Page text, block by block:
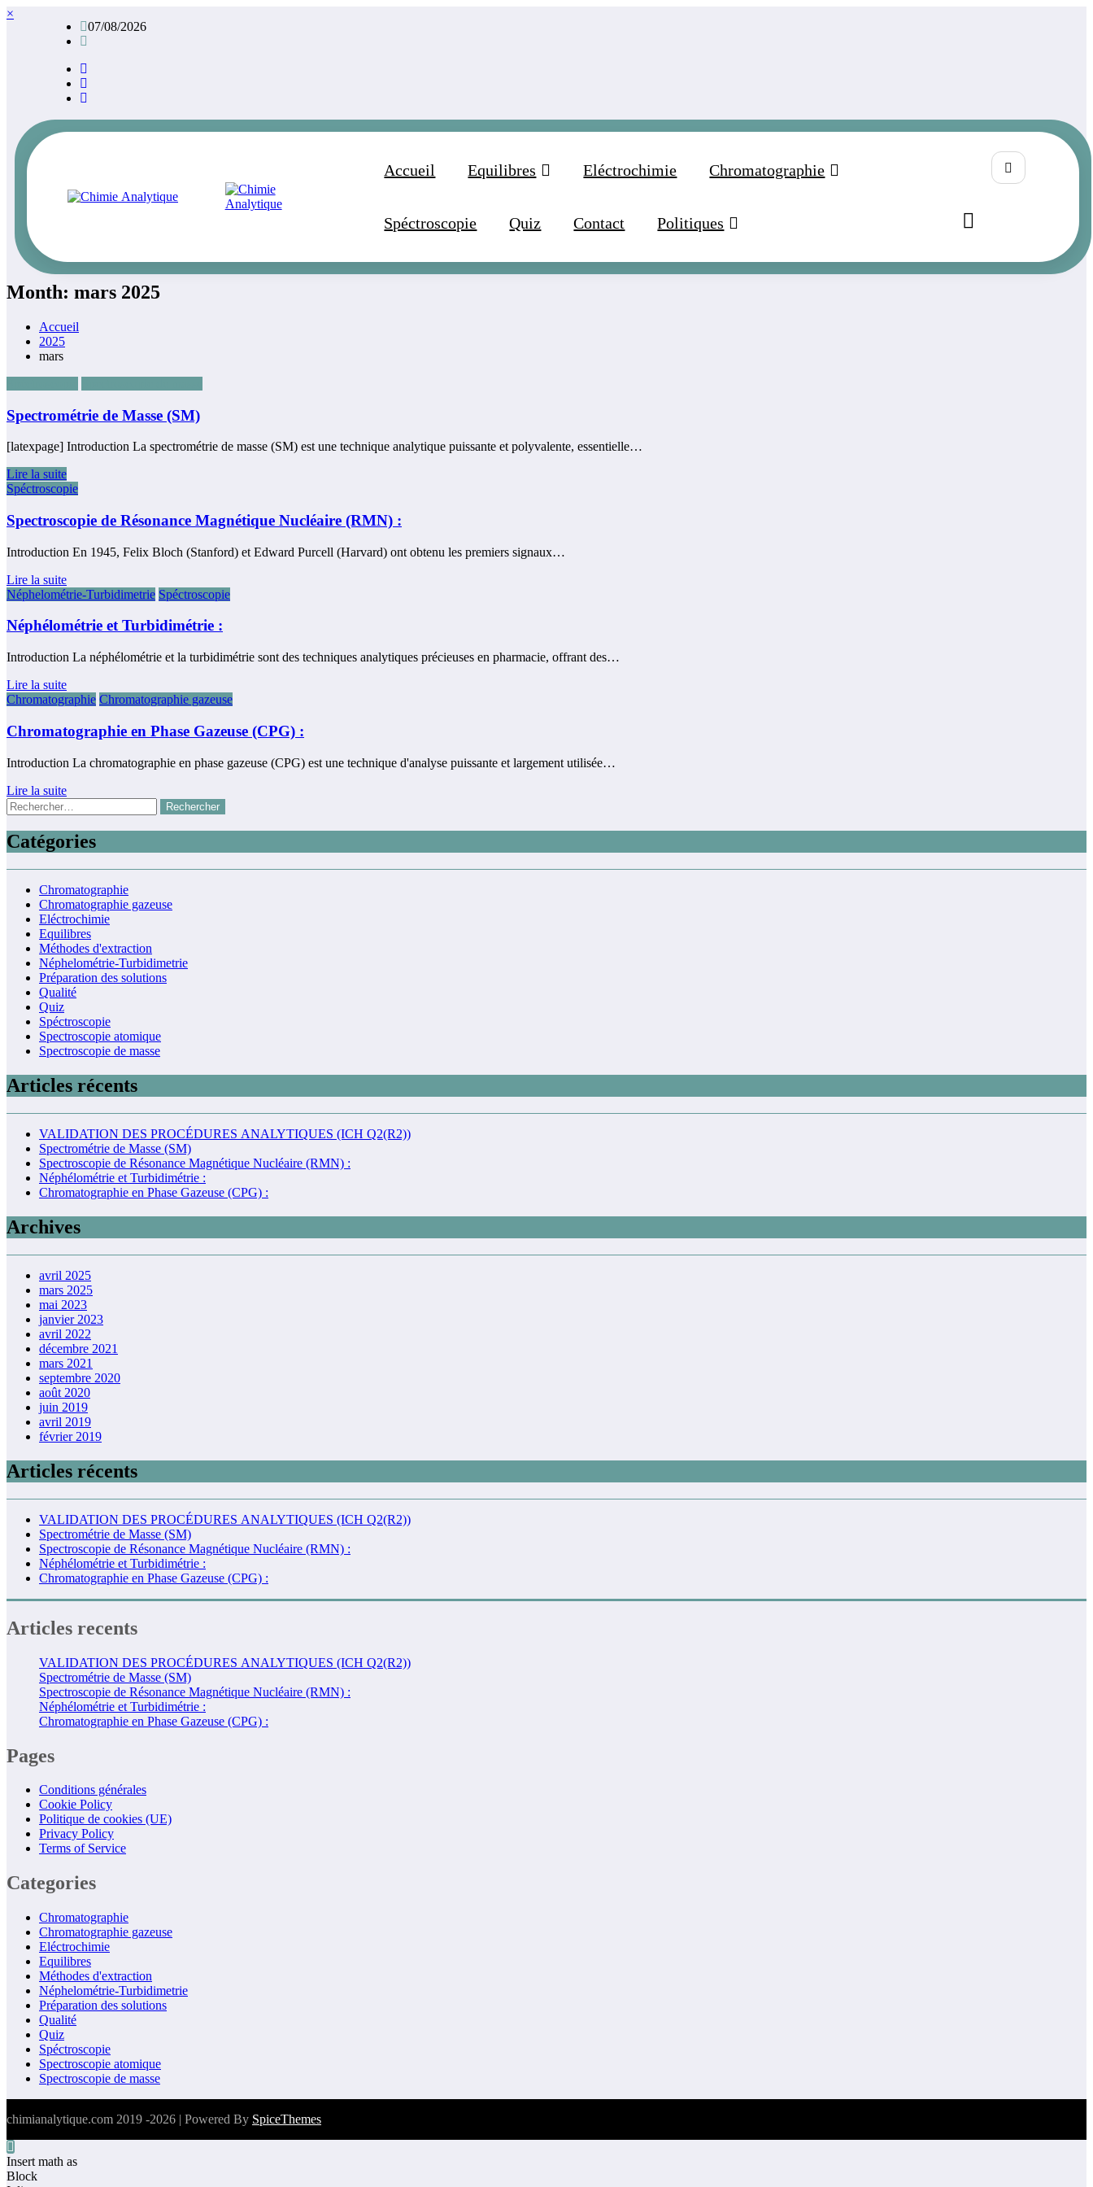
Aller
07/08/2026
Accueil Equilibres Eléctrochimie Chromatographie
Spéctroscopie Quiz Contact Politiques
×
Month: mars 2025
Accueil
2025
mars
Spectrométrie de Masse (SM)
[latexpage] Introduction La spectrométrie de masse (SM) est une technique analytique puissante et polyvalente, essentielle…
Lire la suite
Spéctroscopie
Spectroscopie de Résonance Magnétique Nucléaire (RMN) :
Introduction En 1945, Felix Bloch (Stanford) et Edward Purcell (Harvard) ont obtenu les premiers signaux…
Lire la suite
Néphelométrie-Turbidimetrie Spéctroscopie
Néphélométrie et Turbidimétrie :
Introduction La néphélométrie et la turbidimétrie sont des techniques analytiques précieuses en pharmacie, offrant des…
Lire la suite
Chromatographie Chromatographie gazeuse
Chromatographie en Phase Gazeuse (CPG) :
Introduction La chromatographie en phase gazeuse (CPG) est une technique d'analyse puissante et largement utilisée…
Lire la suite
Rechercher :
Catégories
Chromatographie
Chromatographie gazeuse
Eléctrochimie
Equilibres
Méthodes d'extraction
Néphelométrie-Turbidimetrie
Préparation des solutions
Qualité
Quiz
Spéctroscopie
Spectroscopie atomique
Spectroscopie de masse
Articles récents
VALIDATION DES PROCÉDURES ANALYTIQUES (ICH Q2(R2))
Spectrométrie de Masse (SM)
Spectroscopie de Résonance Magnétique Nucléaire (RMN) :
Néphélométrie et Turbidimétrie :
Chromatographie en Phase Gazeuse (CPG) :
Archives
avril 2025
mars 2025
mai 2023
janvier 2023
avril 2022
décembre 2021
mars 2021
septembre 2020
août 2020
juin 2019
avril 2019
février 2019
Articles récents
VALIDATION DES PROCÉDURES ANALYTIQUES (ICH Q2(R2))
Spectrométrie de Masse (SM)
Spectroscopie de Résonance Magnétique Nucléaire (RMN) :
Néphélométrie et Turbidimétrie :
Chromatographie en Phase Gazeuse (CPG) :
Articles recents
VALIDATION DES PROCÉDURES ANALYTIQUES (ICH Q2(R2))
Spectrométrie de Masse (SM)
Spectroscopie de Résonance Magnétique Nucléaire (RMN) :
Néphélométrie et Turbidimétrie :
Chromatographie en Phase Gazeuse (CPG) :
Pages
Conditions générales
Cookie Policy
Politique de cookies (UE)
Privacy Policy
Terms of Service
Categories
Chromatographie
Chromatographie gazeuse
Eléctrochimie
Equilibres
Méthodes d'extraction
Néphelométrie-Turbidimetrie
Préparation des solutions
Qualité
Quiz
Spéctroscopie
Spectroscopie atomique
Spectroscopie de masse
chimianalytique.com 2019 -2026 | Powered By SpiceThemes
Insert math as
Block